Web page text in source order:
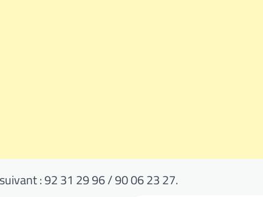
: 92 31 29 96 / 90 06 23 27.